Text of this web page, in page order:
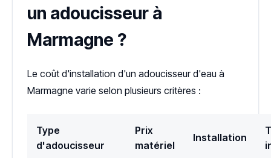
un adoucisseur à
Marmagne ?
Le coût d'installation d'un adoucisseur d'eau à
Marmagne varie selon plusieurs critères :
Type
d'adoucisseur
Prix
matériel
Installation